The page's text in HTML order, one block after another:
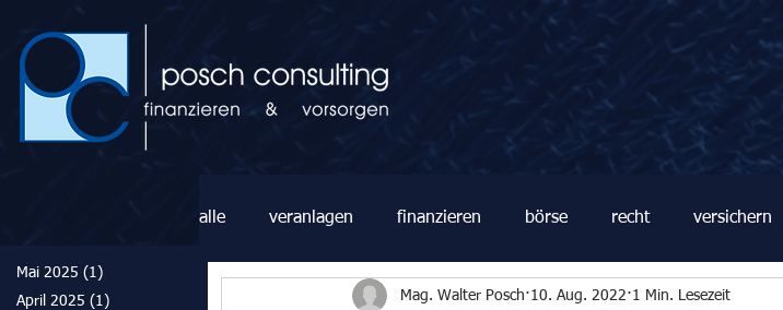
Mai 2025 (1)
April 2025 (1)
alle veranlagen finanzieren börse recht versichern
Mag. Walter Posch 10. Aug. 2022 1 Min. Lesezeit